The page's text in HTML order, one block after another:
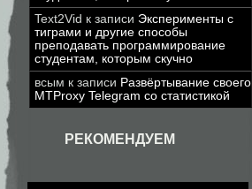
Text2Vid к записи Эксперименты с
тиграми и другие способы
преподавать программирование
студентам, которым скучно
всым к записи Развёртывание своего
MTProxy Telegram со статистикой
РЕКОМЕНДУЕМ